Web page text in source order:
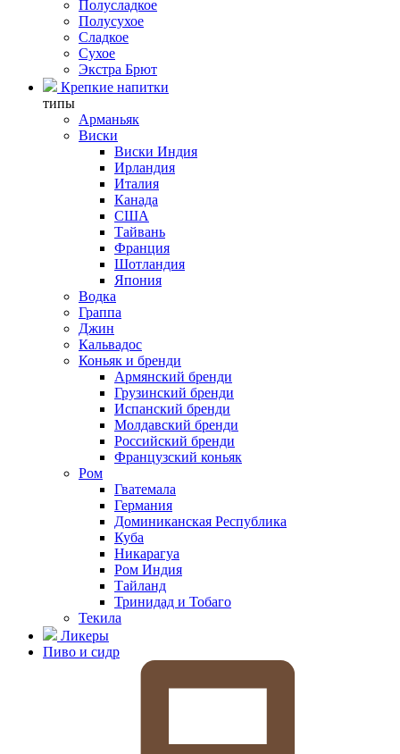
Полусладкое
Полусухое
Сладкое
Сухое
Экстра Брют
Крепкие напитки
типы
Арманьяк
Виски
Виски Индия
Ирландия
Италия
Канада
США
Тайвань
Франция
Шотландия
Япония
Водка
Граппа
Джин
Кальвадос
Коньяк и бренди
Армянский бренди
Грузинский бренди
Испанский бренди
Молдавский бренди
Российский бренди
Французский коньяк
Ром
Гватемала
Германия
Доминиканская Республика
Куба
Никарагуа
Ром Индия
Тайланд
Тринидад и Тобаго
Текила
Ликеры
Пиво и сидр